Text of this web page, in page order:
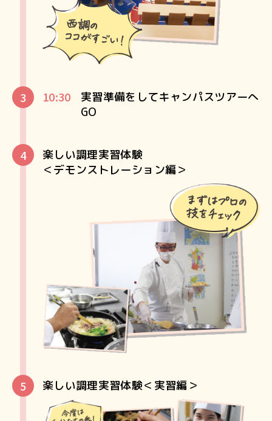
10:30
実習準備をしてキャンパスツアーへ
GO
楽しい調理実習体験
＜デモンストレーション編＞
楽しい調理実習体験＜実習編＞